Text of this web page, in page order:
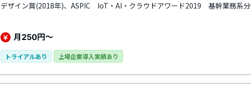
デザイン賞(2018年)、ASPIC IoT・AI・クラウドアワード2019 基幹業務系
リ(2019年)を受賞。人事業務にかかわるすべての情報を収集し、管理・共有・
くします。人事施策を直感的にわかりやすく可視化することで作業効率、人事
の向上を促進。組織図の管理・シミュレーション、特殊組織の管理、従業員管理
ムフィールドレイアウター、人事施策管理、評価機能、申請承認管理、ワーク
限管理、一括入力、2次元分析、異動・組織シミュレーションでの最適な人材配
データの蓄積による退職対策など多彩で効果的な機能を標準搭載。使いやすい
ステム「サイレコ」が攻める人事を実現させます。
月250円～
トライアルあり 上場企業導入実績あり